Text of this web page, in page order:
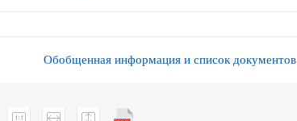
Обобщенная информация и список документов